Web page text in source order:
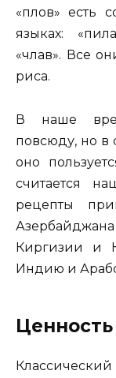
«плов» есть
языках:
«члав». Все
риса.
В наше
повсюду, но в
оно
считается
рецепты
Киргизии и
Индию и